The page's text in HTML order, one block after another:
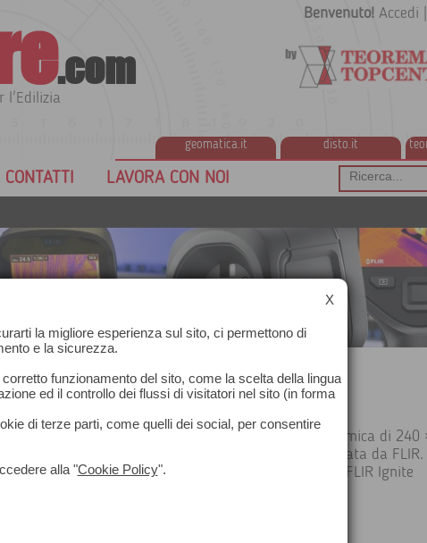
.com
l'Edilizia
geomatica.it disto.it
Benvenuto! Accedi
LAVORA CON NOI
rapidamente i problemi grazie ad una risoluzione termica di 240
MSX® (Multi-Spectral Dynamic Imaging) brevettata da
i file direttamente dalla telecamera sul cloud FLIR Ignite
X
la migliore esperienza sul sito, ci permettono di
e la sicurezza.
funzionamento del sito, come la scelta della lingua
ed il controllo dei flussi di visitatori nel sito (in forma
di terze parti, come quelli dei social, per consentire
alla "Cookie Policy".